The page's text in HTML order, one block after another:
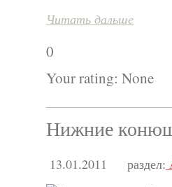
Читать дальше
0
Your rating: None
Нижние
13.01.2011 раздел: